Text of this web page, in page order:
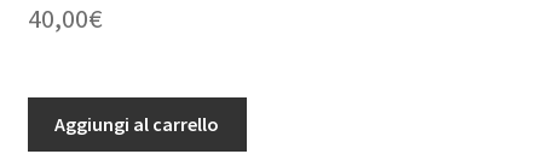
40,00€
Aggiungi al carrello